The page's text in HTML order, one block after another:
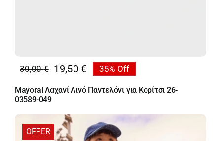
30,00€
Original
price
was:
19,50 €
Η
τρέχουσα
τιμή
19,50 €.
35% Off
Mayoral Λαχανί Λινό Παντελόνι για Κορίτσι 26-
03589-049
OFFER